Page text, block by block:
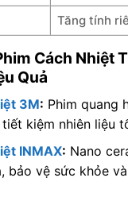
Tăng tính
Cách Nhiệt
Quả
3M: Phim quang
kiệm nhiên liệu
INMAX: Nano
bảo vệ sức khỏe